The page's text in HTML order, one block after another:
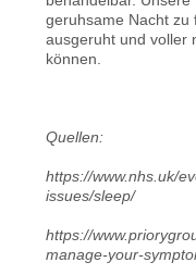
geruhsame Nacht zu
ausgeruht und voller
können.
Quellen:
https://www.nhs.uk/
issues/sleep/
https://
manage-your-